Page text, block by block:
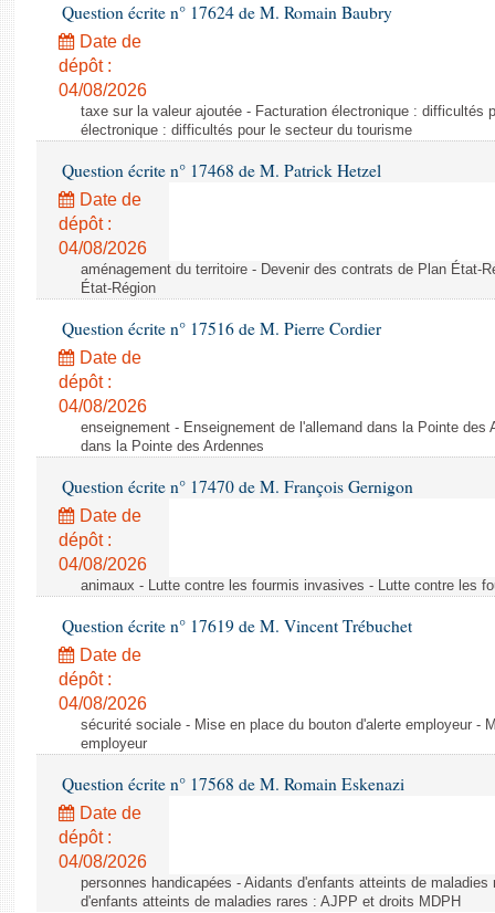
Question écrite n° 17624 de M. Romain Baubry
Date de
dépôt :
04/08/2026
taxe sur la valeur ajoutée - Facturation électronique : difficultés
électronique : difficultés pour le secteur du tourisme
Question écrite n° 17468 de M. Patrick Hetzel
Date de
dépôt :
04/08/2026
aménagement du territoire - Devenir des contrats de Plan État-
État-Région
Question écrite n° 17516 de M. Pierre Cordier
Date de
dépôt :
04/08/2026
enseignement - Enseignement de l'allemand dans la Pointe des
dans la Pointe des Ardennes
Question écrite n° 17470 de M. François Gernigon
Date de
dépôt :
04/08/2026
animaux - Lutte contre les fourmis invasives - Lutte contre les
Question écrite n° 17619 de M. Vincent Trébuchet
Date de
dépôt :
04/08/2026
sécurité sociale - Mise en place du bouton d'alerte employeur -
employeur
Question écrite n° 17568 de M. Romain Eskenazi
Date de
dépôt :
04/08/2026
personnes handicapées - Aidants d'enfants atteints de
d'enfants atteints de maladies rares : AJPP et droits MDPH